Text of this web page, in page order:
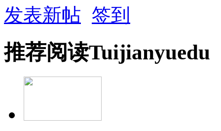
发表新帖 签到
推荐阅读Tuijianyuedu